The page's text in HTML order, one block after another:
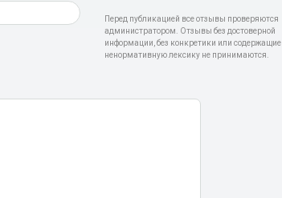
Перед публикацией все отзывы проверяются
администратором. Отзывы без достоверной
информации, без конкретики или содержащие
ненормативную лексику не принимаются.